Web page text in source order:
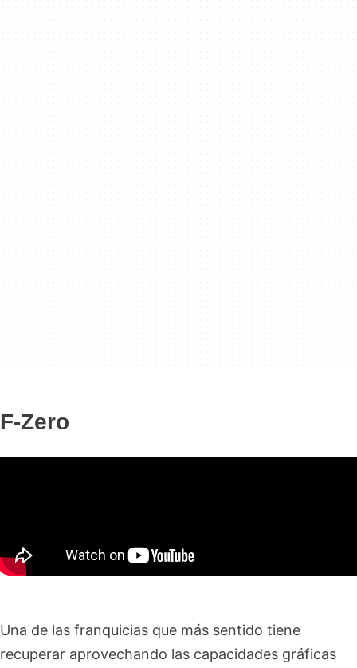
F-Zero
Una de las franquicias que más sentido tiene
recuperar aprovechando las capacidades gráficas